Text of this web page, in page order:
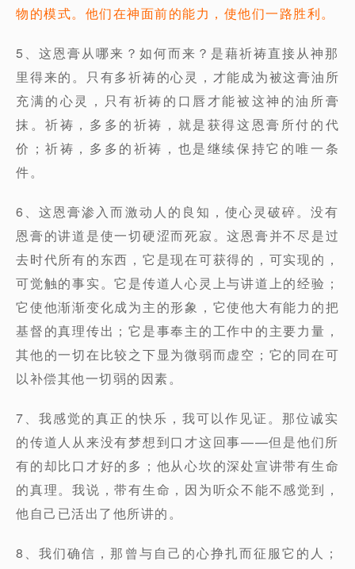
物的模式。他们在神面前的能力，使他们一路胜利。
5、这恩膏从哪来？如何而来？是藉祈祷直接从神那
里得来的。只有多祈祷的心灵，才能成为被这膏油所
充满的心灵，只有祈祷的口唇才能被这神的油所膏
抹。祈祷，多多的祈祷，就是获得这恩膏所付的代
价；祈祷，多多的祈祷，也是继续保持它的唯一条
件。
6、这恩膏渗入而激动人的良知，使心灵破碎。没有
恩膏的讲道是使一切硬涩而死寂。这恩膏并不尽是过
去时代所有的东西，它是现在可获得的，可实现的，
可觉触的事实。它是传道人心灵上与讲道上的经验；
它使他渐渐变化成为主的形象，它使他大有能力的把
基督的真理传出；它是事奉主的工作中的主要力量，
其他的一切在比较之下显为微弱而虚空；它的同在可
以补偿其他一切弱的因素。
7、我感觉的真正的快乐，我可以作见证。那位诚实
的传道人从来没有梦想到口才这回事——但是他们所
有的却比口才好的多；他从心坎的深处宣讲带有生命
的真理。我说，带有生命，因为听众不能不感觉到，
他自己已活出了他所讲的。
8、我们确信，那曾与自己的心挣扎而征服它的人；